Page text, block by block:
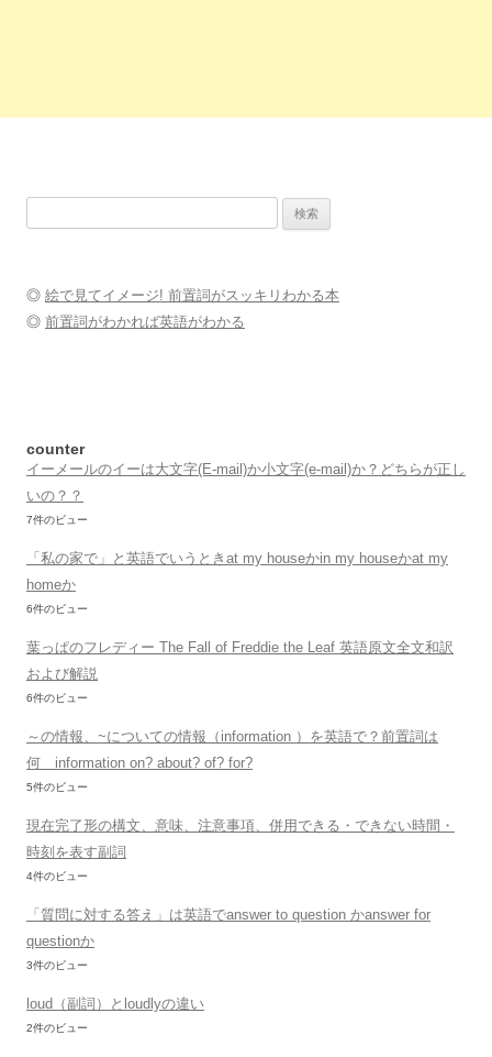
◎ 絵で見てイメージ! 前置詞がスッキリわかる本
◎ 前置詞がわかれば英語がわかる
counter
イーメールのイーは大文字(E-mail)か小文字(e-mail)か？どちらが正し
いの？？
7件のビュー
「私の家で」と英語でいうときat my houseかin my houseかat my
homeか
6件のビュー
葉っぱのフレディー The Fall of Freddie the Leaf 英語原文全文和訳
および解説
6件のビュー
～の情報、~についての情報（information ）を英語で？前置詞は
何 information on? about? of? for?
5件のビュー
現在完了形の構文、意味、注意事項、併用できる・できない時間・
時刻を表す副詞
4件のビュー
「質問に対する答え」は英語でanswer to question かanswer for
questionか
3件のビュー
loud（副詞）とloudlyの違い
2件のビュー